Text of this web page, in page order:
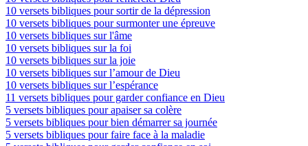
10 versets bibliques pour sortir de la dépression
10 versets bibliques pour surmonter une épreuve
10 versets bibliques sur l'âme
10 versets bibliques sur la foi
10 versets bibliques sur la joie
10 versets bibliques sur l’amour de Dieu
10 versets bibliques sur l’espérance
11 versets bibliques pour garder confiance en Dieu
5 versets bibliques pour apaiser sa colère
5 versets bibliques pour bien démarrer sa journée
5 versets bibliques pour faire face à la maladie